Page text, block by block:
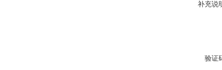
补充说
验证